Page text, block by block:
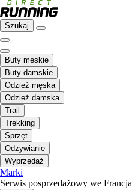
Szukaj
Buty męskie
Buty damskie
Odzież męska
Odzież damska
Trail
Trekking
Sprzęt
Odżywianie
Wyprzedaż
Marki
Serwis posprzedażowy we Francja